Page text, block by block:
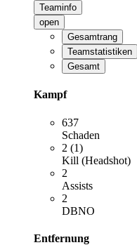
Teaminfo
open
Gesamtrang
Teamstatistiken
Gesamt
Kampf
637
Schaden
2 (1)
Kill (Headshot)
2
Assists
2
DBNO
Entfernung